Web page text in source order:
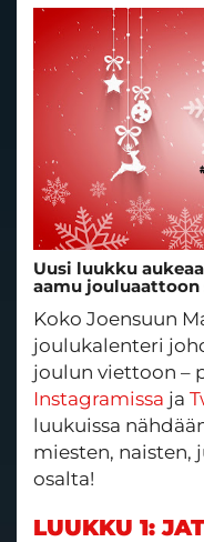
Uusi luukku
aamu jouluaattoon
Koko Joensuun
joulukalenteri
joulun viettoon –
Instagramissa ja
luukuissa
miesten, naisten,
osalta!
LUUKKU 1: